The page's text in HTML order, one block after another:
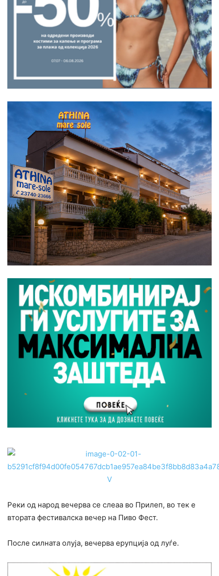
Реки од народ вечерва се слеаа во Прилеп, во тек е
втората фестивалска вечер на Пиво Фест.
После силната олуја, вечерва ерупција од луѓе.